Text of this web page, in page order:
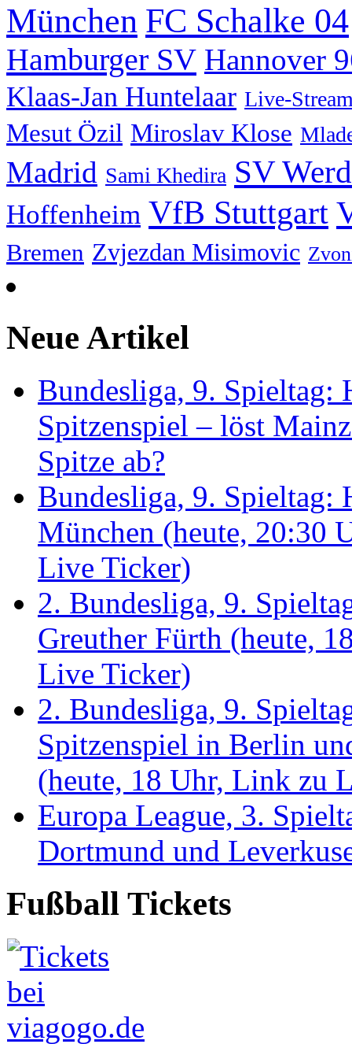
München FC Schalke 04
Hamburger SV Hannover
Klaas-Jan Huntelaar Live-
Mesut Özil Miroslav Klose
Madrid Sami Khedira SV
Hoffenheim VfB Stuttgart
Bremen Zvjezdan Misimovic
Neue Artikel
Bundesliga, 9. Spieltag:
Spitzenspiel – löst
Spitze ab?
Bundesliga, 9. Spieltag:
München (heute, 20:30
Live Ticker)
2. Bundesliga, 9.
Greuther Fürth (heute,
Live Ticker)
2. Bundesliga, 9.
Spitzenspiel in Berlin
(heute, 18 Uhr, Link zu
Europa League, 3.
Dortmund und
Fußball Tickets